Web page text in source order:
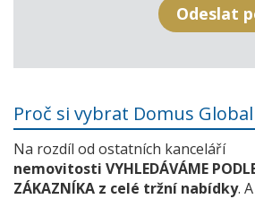
Proč si vybrat Domus Global
Na rozdíl od ostatních kanceláří
nemovitosti VYHLEDÁVÁME
ZÁKAZNÍKA z celé tržní nabídky.